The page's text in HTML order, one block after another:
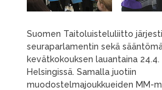
Suomen Taitoluisteluliitto järjesti
seuraparlamentin sekä
kevätkokouksen lauantaina
Helsingissä. Samalla juotiin
muodostelmajoukkueiden MM-